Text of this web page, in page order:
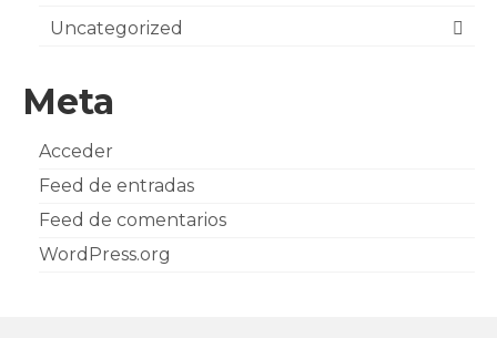
Uncategorized
Meta
Acceder
Feed de entradas
Feed de comentarios
WordPress.org